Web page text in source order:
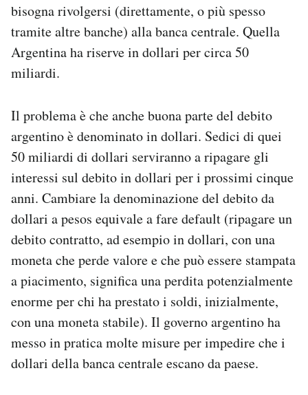
bisogna rivolgersi (direttamente, o più spesso
tramite altre banche) alla banca centrale. Quella
Argentina ha riserve in dollari per circa 50
miliardi.
Il problema è che anche buona parte del debito
argentino è denominato in dollari. Sedici di quei
50 miliardi di dollari serviranno a ripagare gli
interessi sul debito in dollari per i prossimi cinque
anni. Cambiare la denominazione del debito da
dollari a pesos equivale a fare default (ripagare un
debito contratto, ad esempio in dollari, con una
moneta che perde valore e che può essere stampata
a piacimento, significa una perdita potenzialmente
enorme per chi ha prestato i soldi, inizialmente,
con una moneta stabile). Il governo argentino ha
messo in pratica molte misure per impedire che i
dollari della banca centrale escano da paese.